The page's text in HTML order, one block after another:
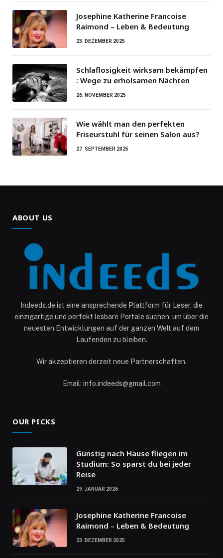
Josephine Katherine Francoise
Raimond – Leben & Bedeutung
23. DEZEMBER 2025
Schlaflosigkeit wirksam bekämpfen
: Wege zu erholsamen Nächten
26. NOVEMBER 2025
Wie wählt man den perfekten
Friseurstuhl für seinen Salon aus?
27. SEPTEMBER 2025
ABOUT US
Indeeds.de ist eine ansprechende Plattform für Leser, die
einzigartige und perfekt lesbare Portale suchen, um über die
neuesten Entwicklungen auf der ganzen Welt auf dem
Laufenden zu bleiben.
Wir akzeptieren derzeit neue Partnerschaften.
Email: info.indeeds@gmail.com
OUR PICKS
Günstig nach Hause fliegen im
Studium: So sparst du bei jeder
Reise
29. JANUAR 2026
Josephine Katherine Francoise
Raimond – Leben & Bedeutung
23. DEZEMBER 2025